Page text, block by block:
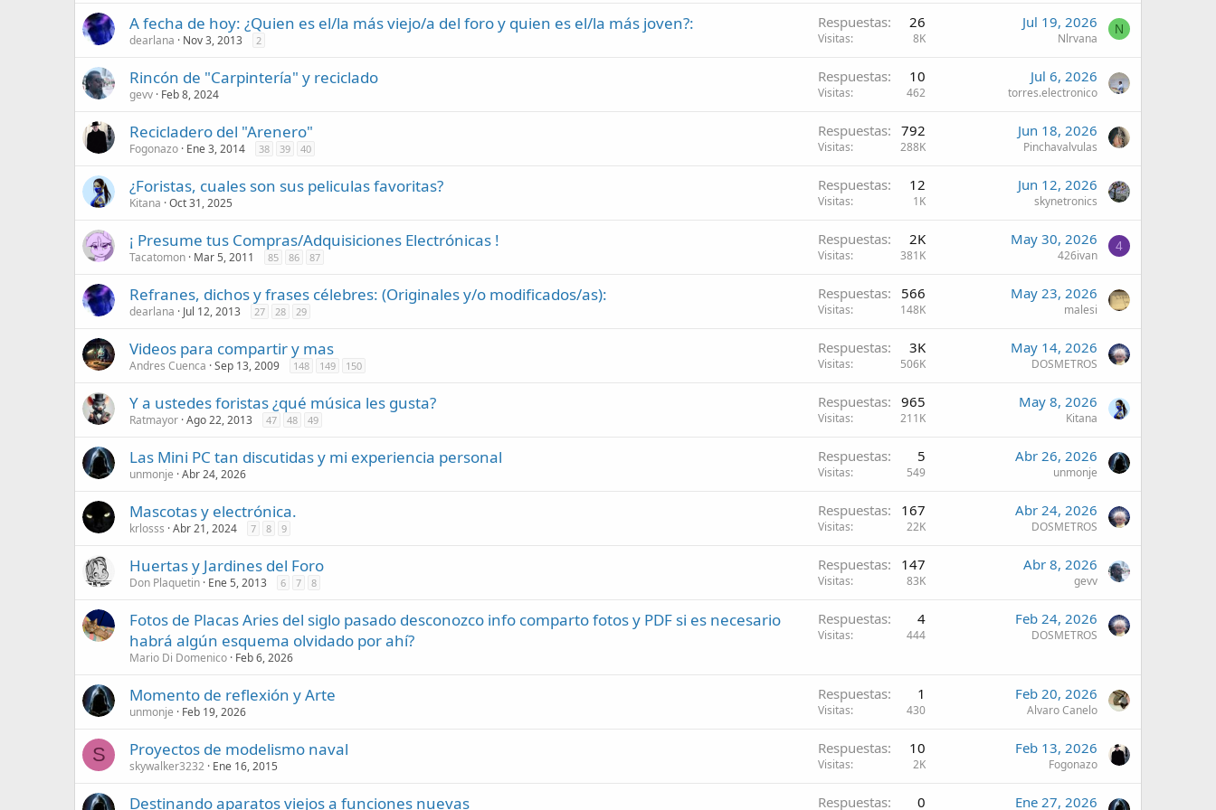
A fecha de hoy: ¿Quien es el/la más viejo/a del foro y quien es el/la más joven?:
dearlana Nov 3, 2013 2
Respuestas 26
Visitas 8K
Jul 19, 2026
Nlrvana
N
Rincón de "Carpintería" y reciclado
gevv Feb 8, 2024
Respuestas 10
Visitas 462
Jul 6, 2026
torres.electronico
Recicladero del "Arenero"
Fogonazo Ene 3, 2014 38 39 40
Respuestas 792
Visitas 288K
Jun 18, 2026
Pinchavalvulas
¿Foristas, cuales son sus peliculas favoritas?
Kitana Oct 31, 2025
Respuestas 12
Visitas 1K
Jun 12, 2026
skynetronics
¡ Presume tus Compras/Adquisiciones Electrónicas !
Tacatomon Mar 5, 2011 85 86 87
Respuestas 2K
Visitas 381K
May 30, 2026
426ivan
4
Refranes, dichos y frases célebres: (Originales y/o modificados/as):
dearlana Jul 12, 2013 27 28 29
Respuestas 566
Visitas 148K
May 23, 2026
malesi
Videos para compartir y mas
Andres Cuenca Sep 13, 2009 148 149 150
Respuestas 3K
Visitas 506K
May 14, 2026
DOSMETROS
Y a ustedes foristas ¿qué música les gusta?
Ratmayor Ago 22, 2013 47 48 49
Respuestas 965
Visitas 211K
May 8, 2026
Kitana
Las Mini PC tan discutidas y mi experiencia personal
unmonje Abr 24, 2026
Respuestas 5
Visitas 549
Abr 26, 2026
unmonje
Mascotas y electrónica.
krlosss Abr 21, 2024 7 8 9
Respuestas 167
Visitas 22K
Abr 24, 2026
DOSMETROS
Huertas y Jardines del Foro
Don Plaquetin Ene 5, 2013 6 7 8
Respuestas 147
Visitas 83K
Abr 8, 2026
gevv
Fotos de Placas Aries del siglo pasado desconozco info comparto fotos y PDF si es necesario
habrá algún esquema olvidado por ahí?
Mario Di Domenico Feb 6, 2026
Respuestas 4
Visitas 444
Feb 24, 2026
DOSMETROS
Momento de reflexión y Arte
unmonje Feb 19, 2026
Respuestas 1
Visitas 430
Feb 20, 2026
Alvaro Canelo
S Proyectos de modelismo naval
skywalker3232 Ene 16, 2015
Respuestas 10
Visitas 2K
Feb 13, 2026
Fogonazo
Destinando aparatos viejos a funciones nuevas Respuestas 0 Ene 27, 2026